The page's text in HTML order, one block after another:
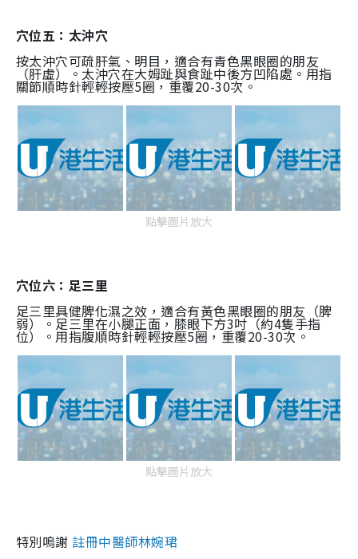
穴位五：太沖穴
按太沖穴可疏肝氣、明目，適合有青色黑眼圈的朋友
（肝虛）。太沖穴在大姆趾與食趾中後方凹陷處。用指
關節順時針輕輕按壓5圈，重覆20-30次。
點擊圖片放大
穴位六：足三里
足三里具健脾化濕之效，適合有黃色黑眼圈的朋友（脾
弱）。足三里在小腿正面，膝眼下方3吋（約4隻手指
位）。用指腹順時針輕輕按壓5圈，重覆20-30次。
點擊圖片放大
特別嗚謝 註冊中醫師林婉珺